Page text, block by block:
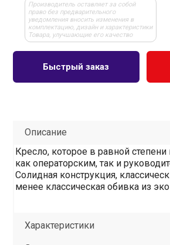
Производитель оставляет за собой
право без предварительного
уведомления вносить изменения в
комплектацию, дизайн и характеристики
Товара, улучшающие его качество
Быстрый заказ
Описание
Кресло, которое в равной
как операторским, так и
Солидная конструкция,
менее классическая обивка из
Характеристики